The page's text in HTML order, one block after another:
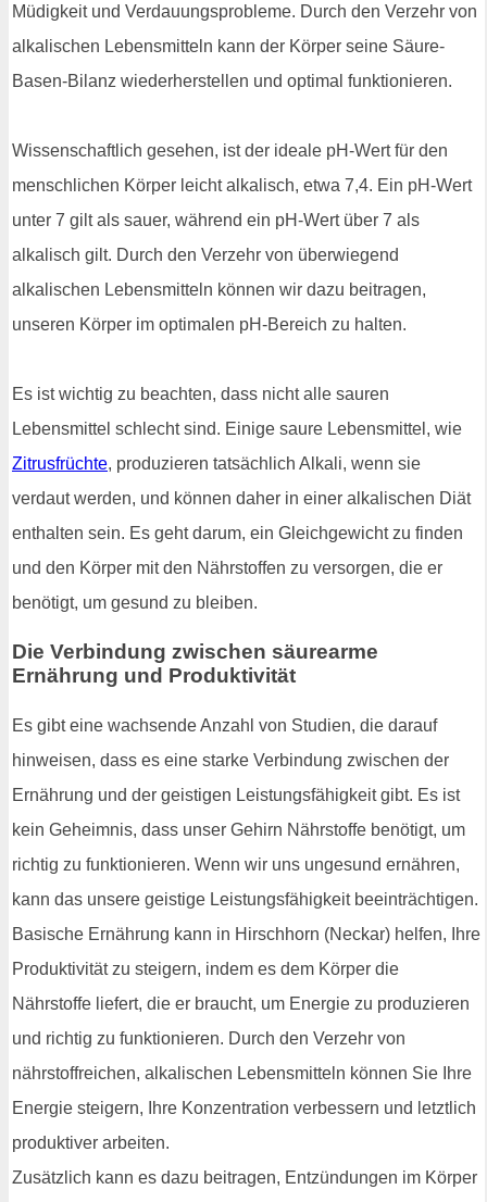
Müdigkeit und Verdauungsprobleme. Durch den Verzehr von
alkalischen Lebensmitteln kann der Körper seine Säure-
Basen-Bilanz wiederherstellen und optimal funktionieren.
Wissenschaftlich gesehen, ist der ideale pH-Wert für den
menschlichen Körper leicht alkalisch, etwa 7,4. Ein pH-Wert
unter 7 gilt als sauer, während ein pH-Wert über 7 als
alkalisch gilt. Durch den Verzehr von überwiegend
alkalischen Lebensmitteln können wir dazu beitragen,
unseren Körper im optimalen pH-Bereich zu halten.
Es ist wichtig zu beachten, dass nicht alle sauren
Lebensmittel schlecht sind. Einige saure Lebensmittel, wie
Zitrusfrüchte, produzieren tatsächlich Alkali, wenn sie
verdaut werden, und können daher in einer alkalischen Diät
enthalten sein. Es geht darum, ein Gleichgewicht zu finden
und den Körper mit den Nährstoffen zu versorgen, die er
benötigt, um gesund zu bleiben.
Die Verbindung zwischen säurearme
Ernährung und Produktivität
Es gibt eine wachsende Anzahl von Studien, die darauf
hinweisen, dass es eine starke Verbindung zwischen der
Ernährung und der geistigen Leistungsfähigkeit gibt. Es ist
kein Geheimnis, dass unser Gehirn Nährstoffe benötigt, um
richtig zu funktionieren. Wenn wir uns ungesund ernähren,
kann das unsere geistige Leistungsfähigkeit beeinträchtigen.
Basische Ernährung kann in Hirschhorn (Neckar) helfen, Ihre
Produktivität zu steigern, indem es dem Körper die
Nährstoffe liefert, die er braucht, um Energie zu produzieren
und richtig zu funktionieren. Durch den Verzehr von
nährstoffreichen, alkalischen Lebensmitteln können Sie Ihre
Energie steigern, Ihre Konzentration verbessern und letztlich
produktiver arbeiten.
Zusätzlich kann es dazu beitragen, Entzündungen im Körper